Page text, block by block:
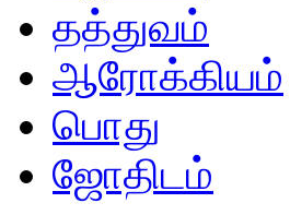
தத்துவம்
ஆரோக்கியம்
பொது
ஜோதிடம்